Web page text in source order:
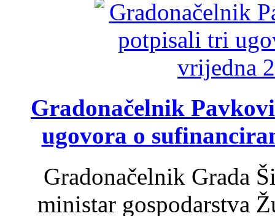
Gradonačelnik
ugovora o
Gradonačelnik Grada
ministar gospodarstva